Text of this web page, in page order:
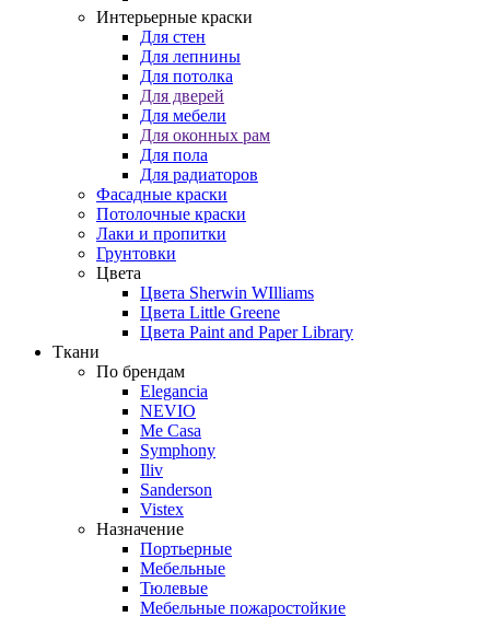
Интерьерные краски
Для стен
Для лепнины
Для потолка
Для дверей
Для мебели
Для оконных рам
Для пола
Для радиаторов
Фасадные краски
Потолочные краски
Лаки и пропитки
Грунтовки
Цвета
Цвета Sherwin WIlliams
Цвета Little Greene
Цвета Paint and Paper Library
Ткани
По брендам
Elegancia
NEVIO
Me Casa
Symphony
Iliv
Sanderson
Vistex
Назначение
Портьерные
Мебельные
Тюлевые
Мебельные пожаростойкие